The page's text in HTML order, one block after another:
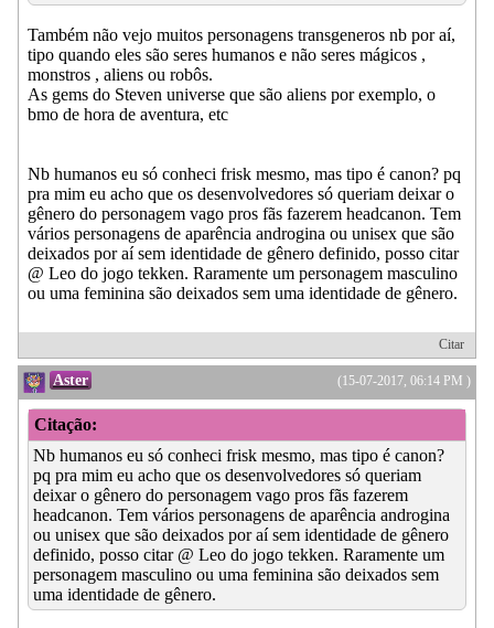
Também não vejo muitos personagens transgeneros nb por aí,
tipo quando eles são seres humanos e não seres mágicos ,
monstros , aliens ou robôs.
As gems do Steven universe que são aliens por exemplo, o
bmo de hora de aventura, etc
Nb humanos eu só conheci frisk mesmo, mas tipo é canon? pq
pra mim eu acho que os desenvolvedores só queriam deixar o
gênero do personagem vago pros fãs fazerem headcanon. Tem
vários personagens de aparência androgina ou unisex que são
deixados por aí sem identidade de gênero definido, posso citar
@ Leo do jogo tekken. Raramente um personagem masculino
ou uma feminina são deixados sem uma identidade de gênero.
Citar
(15-07-2017, 06:14 PM )
Aster
Citação:
Nb humanos eu só conheci frisk mesmo, mas tipo é canon?
pq pra mim eu acho que os desenvolvedores só queriam
deixar o gênero do personagem vago pros fãs fazerem
headcanon. Tem vários personagens de aparência androgina
ou unisex que são deixados por aí sem identidade de gênero
definido, posso citar @ Leo do jogo tekken. Raramente um
personagem masculino ou uma feminina são deixados sem
uma identidade de gênero.